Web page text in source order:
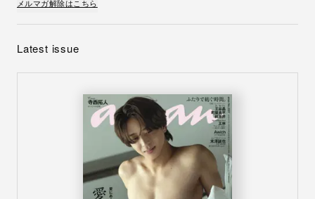
メルマガ解除はこちら
Latest issue